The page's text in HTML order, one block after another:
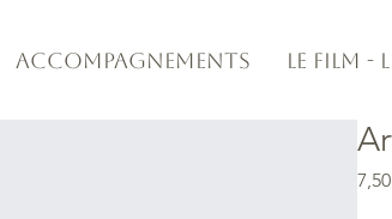
Accompagnements Le Film -